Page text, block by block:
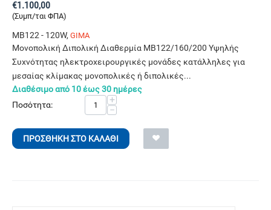
€1.100,00
(Συμπ/ται ΦΠΑ)
MB122 - 120W, GIMA
Μονοπολική Διπολική Διαθερμία ΜΒ122/160/200 Υψηλής
Συχνότητας ηλεκτροχειρουργικές μονάδες κατάλληλες για
μεσαίας κλίμακας μονοπολικές ή διπολικές...
Διαθέσιμο από 10 έως 30 ημέρες
Ποσότητα:
+
−
ΠΡΟΣΘΉΚΗ ΣΤΟ ΚΑΛΆΘΙ